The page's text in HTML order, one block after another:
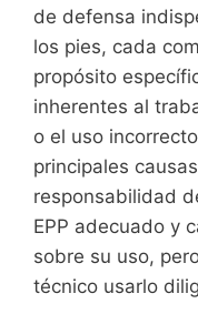
de defensa
los pies, cada
propósito
inherentes al
o el uso
principales
responsabilidad
EPP adecuado y
sobre su uso,
técnico usarlo